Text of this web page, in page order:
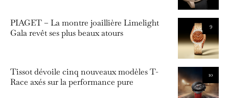
9
PIAGET – La montre joaillière Limelight
Gala revêt ses plus beaux atours
10
Tissot dévoile cinq nouveaux modèles T-
Race axés sur la performance pure